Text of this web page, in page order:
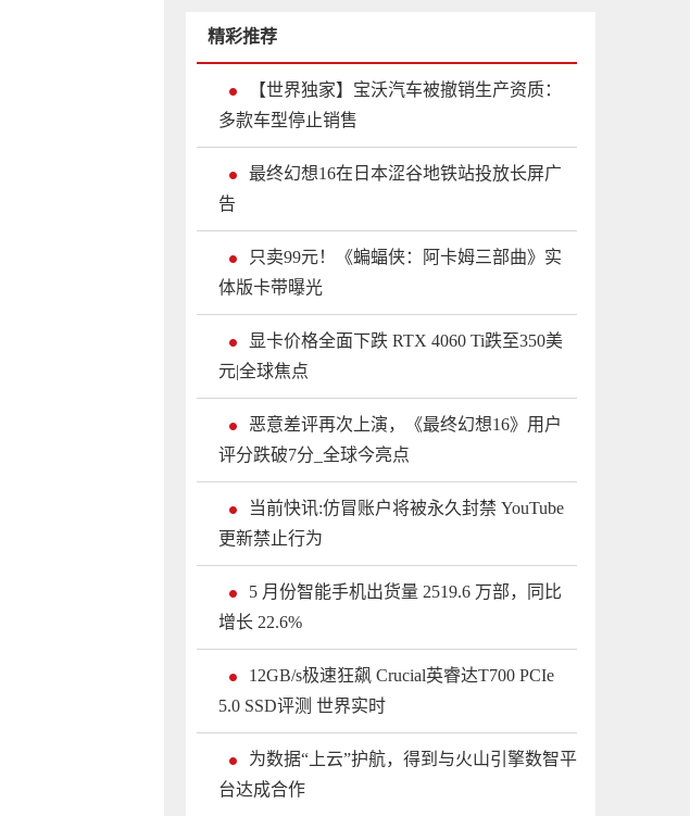
精彩推荐
【世界独家】宝沃汽车被撤销生产资质：
多款车型停止销售
最终幻想16在日本涩谷地铁站投放长屏广
告
只卖99元！《蝙蝠侠：阿卡姆三部曲》实
体版卡带曝光
显卡价格全面下跌 RTX 4060 Ti跌至350美
元|全球焦点
恶意差评再次上演，《最终幻想16》用户
评分跌破7分_全球今亮点
当前快讯:仿冒账户将被永久封禁 YouTube
更新禁止行为
5 月份智能手机出货量 2519.6 万部，同比
增长 22.6%
12GB/s极速狂飙 Crucial英睿达T700 PCIe
5.0 SSD评测 世界实时
为数据“上云”护航，得到与火山引擎数智平
台达成合作